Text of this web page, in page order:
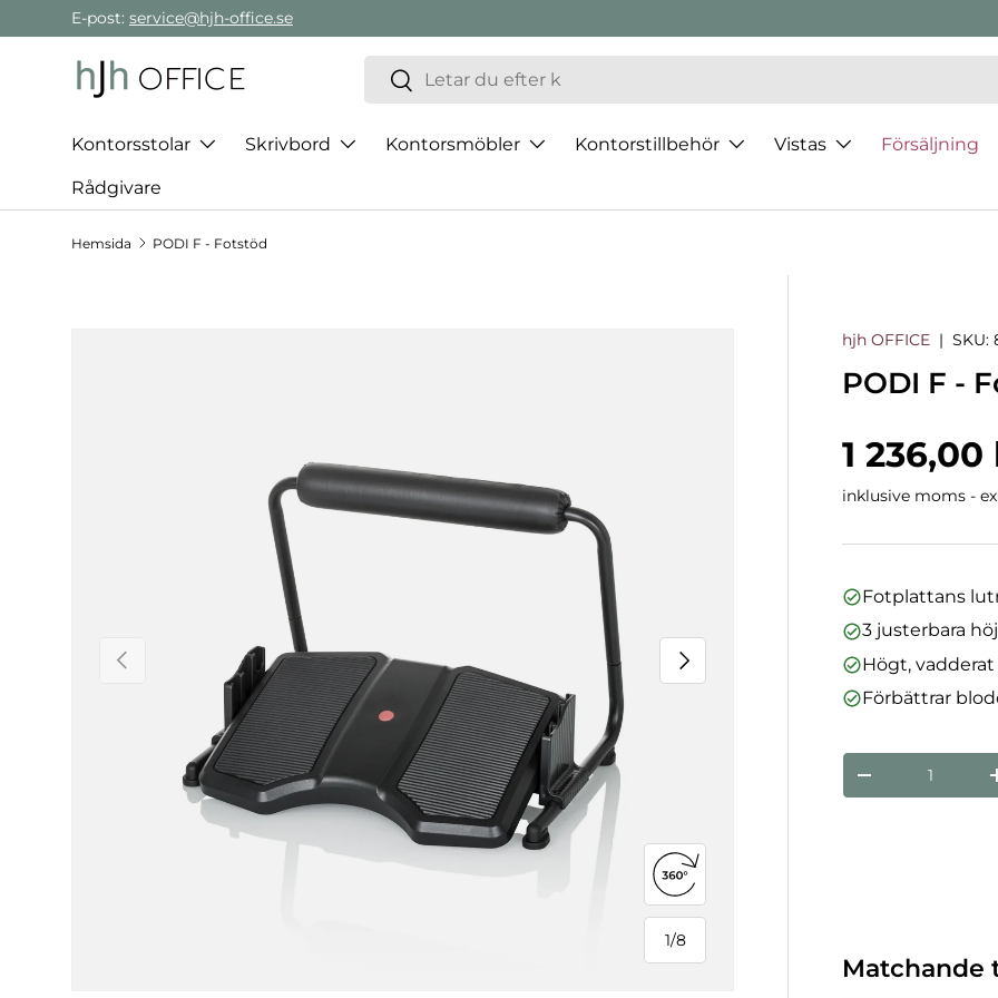
Gå direkt till innehållet
E-post: service@hjh-office.se
Sök
Sök
Kontorsstolar Skrivbord Kontorsmöbler Kontorstillbehör Vistas Försäljning
Rådgivare
Hemsida PODI F - Fotstöd
Föregående
1/
från
8
Nästa
Öppna 360°-vy
hjh OFFICE |SKU:
PODI F -
1 236,00
inklusive moms -
Fotplattans
3 justerbara
Högt,
Förbättrar
nummer
Minska
Matchande